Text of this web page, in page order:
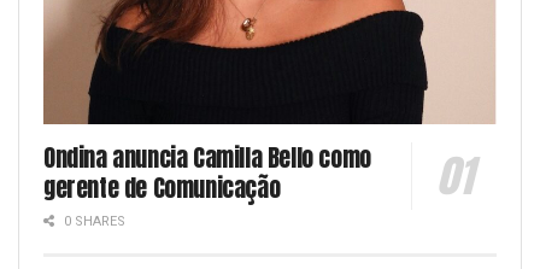
Ondina anuncia Camilla Bello como
gerente de Comunicação
0 SHARES